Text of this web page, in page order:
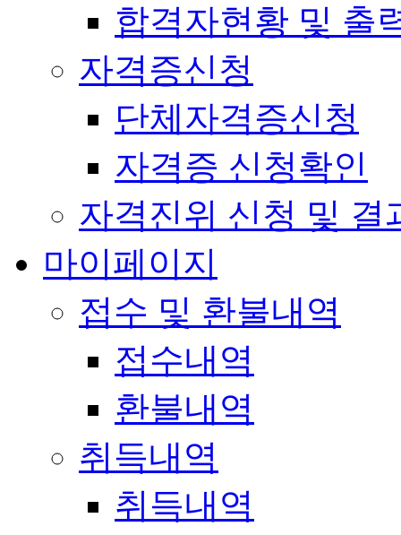
합격자현황 및 출
자격증신청
단체자격증신청
자격증 신청확인
자격진위 신청 및 결
마이페이지
접수 및 환불내역
접수내역
환불내역
취득내역
취득내역